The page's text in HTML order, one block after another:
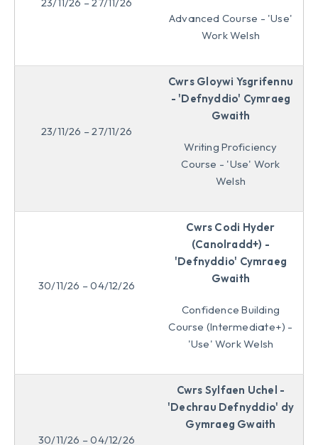
Advanced Course - 'Use'
Work Welsh
23/11/26 – 27/11/26
Cwrs Gloywi Ysgrifennu
- 'Defnyddio' Cymraeg
Gwaith
Writing Proficiency
Course - 'Use' Work
Welsh
30/11/26 – 04/12/26
Cwrs Codi Hyder
(Canolradd+) -
'Defnyddio' Cymraeg
Gwaith
Confidence Building
Course (Intermediate+) -
'Use' Work Welsh
30/11/26 – 04/12/26
Cwrs Sylfaen Uchel -
'Dechrau Defnyddio' dy
Gymraeg Gwaith